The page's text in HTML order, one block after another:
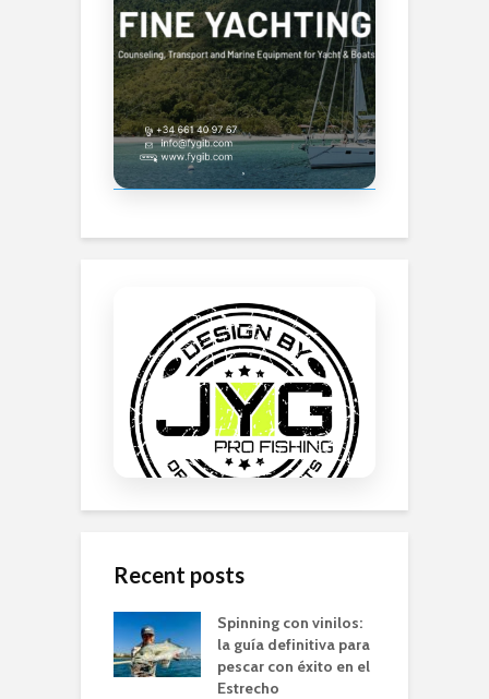
Recent posts
Spinning con vinilos:
la guía definitiva para
pescar con éxito en el
Estrecho